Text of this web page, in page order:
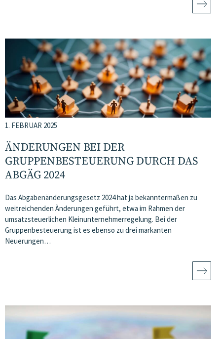
1. FEBRUAR 2025
ÄNDERUNGEN BEI DER
GRUPPENBESTEUERUNG DURCH DAS
ABGÄG 2024
Das Abgabenänderungsgesetz 2024 hat ja bekanntermaßen zu
weitreichenden Änderungen geführt, etwa im Rahmen der
umsatzsteuerlichen Kleinunternehmerregelung. Bei der
Gruppenbesteuerung ist es ebenso zu drei markanten
Neuerungen…